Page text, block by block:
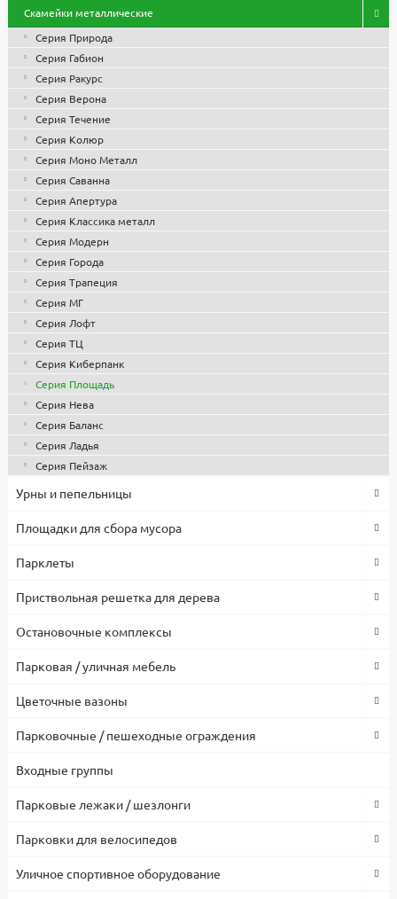
Скамейки металлические
Серия Природа
Серия Габион
Серия Ракурс
Серия Верона
Серия Течение
Серия Колюр
Серия Моно Металл
Серия Саванна
Серия Апертура
Серия Классика металл
Серия Модерн
Серия Города
Серия Трапеция
Серия МГ
Серия Лофт
Серия ТЦ
Серия Киберпанк
Серия Площадь
Серия Нева
Серия Баланс
Серия Ладья
Серия Пейзаж
Урны и пепельницы
Площадки для сбора мусора
Парклеты
Приствольная решетка для дерева
Остановочные комплексы
Парковая / уличная мебель
Цветочные вазоны
Парковочные / пешеходные ограждения
Входные группы
Парковые лежаки / шезлонги
Парковки для велосипедов
Уличное спортивное оборудование